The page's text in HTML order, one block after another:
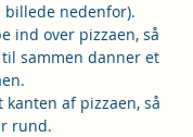
billede nedenfor).
ind over pizzaen, så
sammen danner et
af pizzaen, så
rund.